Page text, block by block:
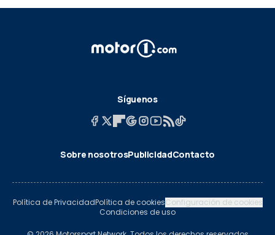
Síguenos
Sobre nosotrosPublicidadContacto
Política de PrivacidadPolítica de cookiesConfiguración de cookies
Condiciones de uso